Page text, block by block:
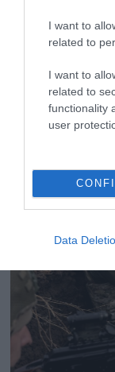
I want to
related to
I want to
related to
functionality
user
Data
Δεν έχει
Ανάμεσά
(φωτο)
Συνολικά